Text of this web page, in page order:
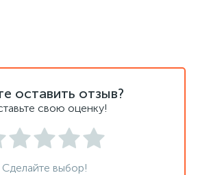
оставить отзыв?
свою оценку!
Сделайте выбор!